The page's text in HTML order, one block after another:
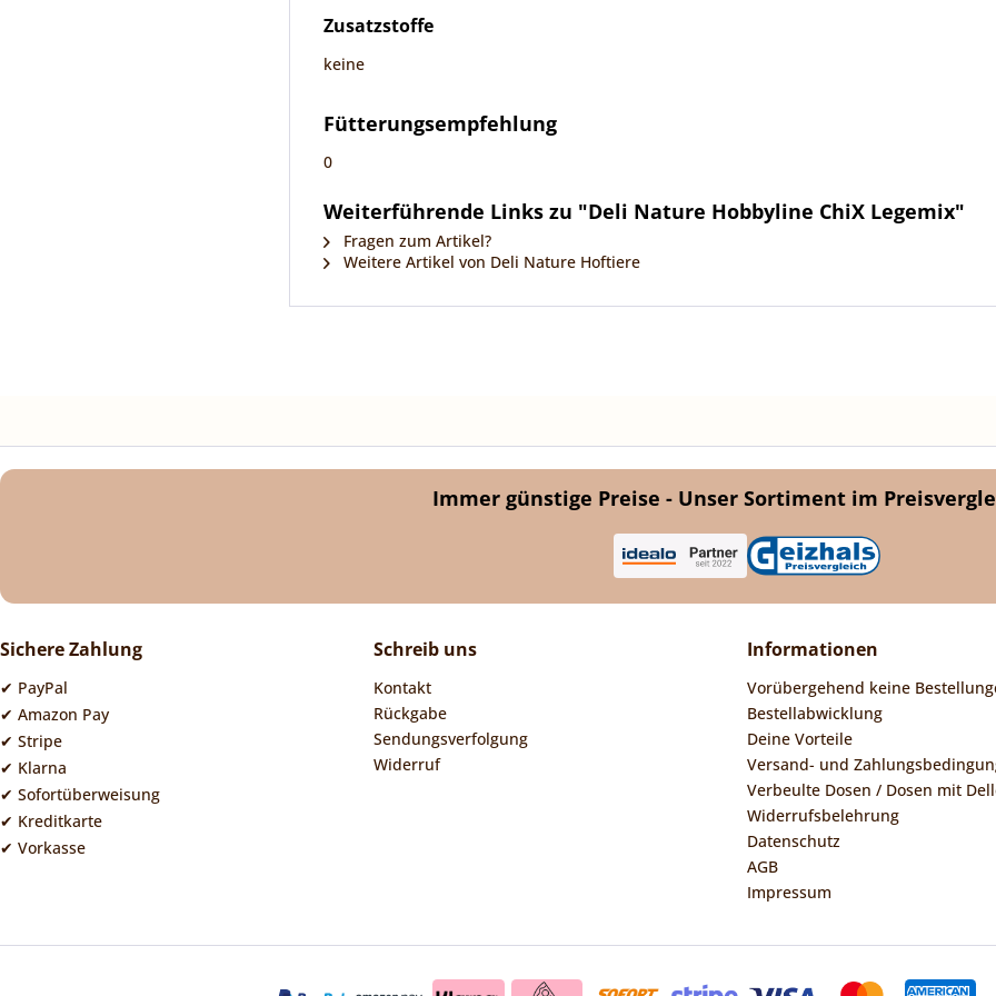
Zusatzstoffe
keine
Fütterungsempfehlung
0
Weiterführende Links zu "Deli Nature Hobbyline ChiX Legemix"
Fragen zum Artikel?
Weitere Artikel von Deli Nature Hoftiere
Immer günstige Preise - Unser Sortiment im
Sichere Zahlung
✔ PayPal
✔ Amazon Pay
✔ Stripe
✔ Klarna
✔ Sofortüberweisung
✔ Kreditkarte
✔ Vorkasse
Schreib uns
Kontakt
Rückgabe
Sendungsverfolgung
Widerruf
Informationen
Vorübergehend keine
Bestellabwicklung
Deine Vorteile
Versand- und
Verbeulte Dosen / Dosen mit
Widerrufsbelehrung
Datenschutz
AGB
Impressum